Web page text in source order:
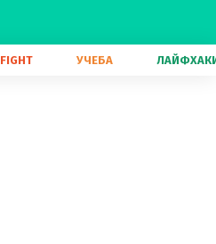
FIGHT УЧЕБА